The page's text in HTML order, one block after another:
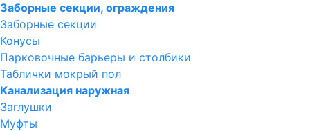
Заборные секции, ограждения
Заборные секции
Конусы
Парковочные барьеры и столбики
Таблички мокрый пол
Канализация наружная
Заглушки
Муфты